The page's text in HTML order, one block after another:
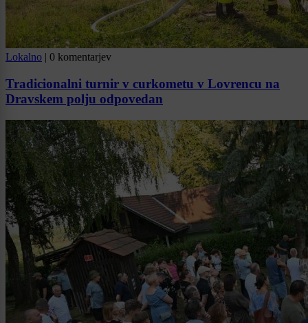
Lokalno | 0 komentarjev
Tradicionalni turnir v curkometu v Lovrencu na
Dravskem polju odpovedan